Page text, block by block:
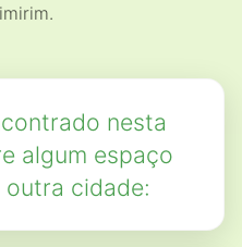
nesta
algum espaço
cidade: